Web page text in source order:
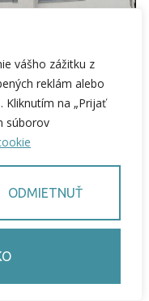
vášho zážitku z
reklám alebo
Kliknutím na „Prijať
súborov
ODMIETNUŤ